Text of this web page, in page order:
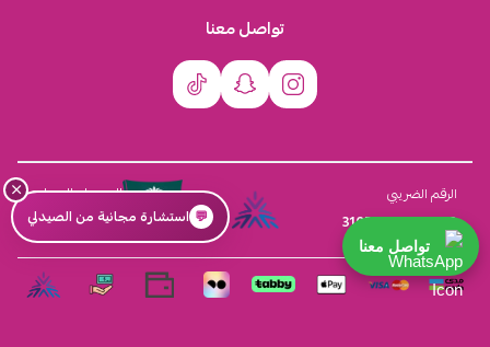
تواصل معنا
الرقم الضريبي
310555259800003
السجل التجاري
4030431116
×
💬 استشارة مجانية من الصيدلي
تواصل معنا